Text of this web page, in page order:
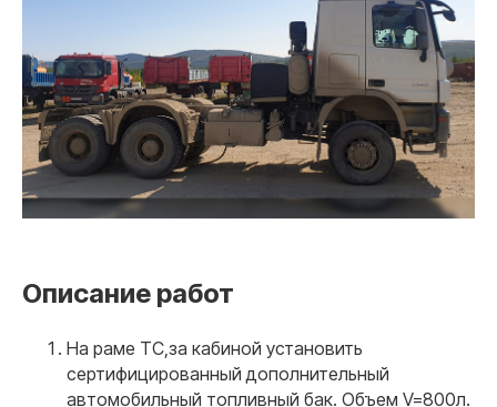
Описание работ
На раме ТС,за кабиной установить
сертифицированный дополнительный
автомобильный топливный бак. Объем V=800л.